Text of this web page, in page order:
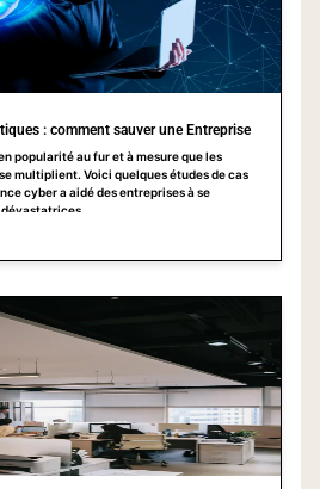
: comment sauver une Entreprise
popularité au fur et à mesure que les
multiplient. Voici quelques études de cas
cyber a aidé des entreprises à se